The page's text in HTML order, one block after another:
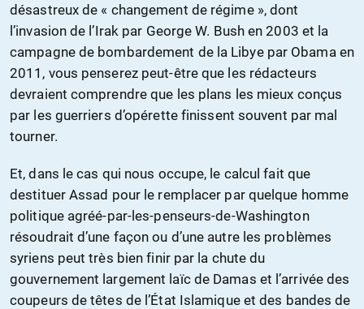
désastreux de « changement de régime », dont
l’invasion de l’Irak par George W. Bush en 2003 et la
campagne de bombardement de la Libye par Obama en
2011, vous penserez peut-être que les rédacteurs
devraient comprendre que les plans les mieux conçus
par les guerriers d’opérette finissent souvent par mal
tourner.
Et, dans le cas qui nous occupe, le calcul fait que
destituer Assad pour le remplacer par quelque homme
politique agréé-par-les-penseurs-de-Washington
résoudrait d’une façon ou d’une autre les problèmes
syriens peut très bien finir par la chute du
gouvernement largement laïc de Damas et l’arrivée des
coupeurs de têtes de l’État Islamique et des bandes de